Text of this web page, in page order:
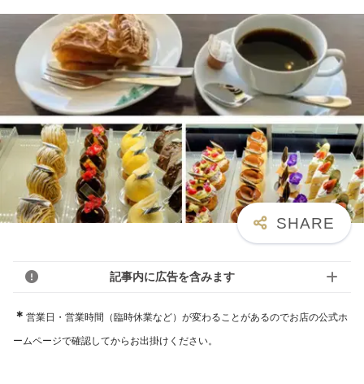
記事内に広告を含みます
＊ 営業日・営業時間（臨時休業など）が変わることがあるのでお店の公式ホ
ームページで確認してからお出掛けください。